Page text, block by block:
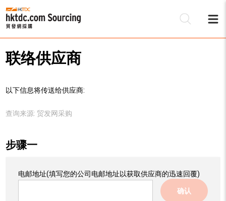
联络供应商
以下信息将传送给供应商:
查询来源: 贸发网采购
步骤一
电邮地址(填写您的公司电邮地址以获取供应商的迅速回覆)
确认